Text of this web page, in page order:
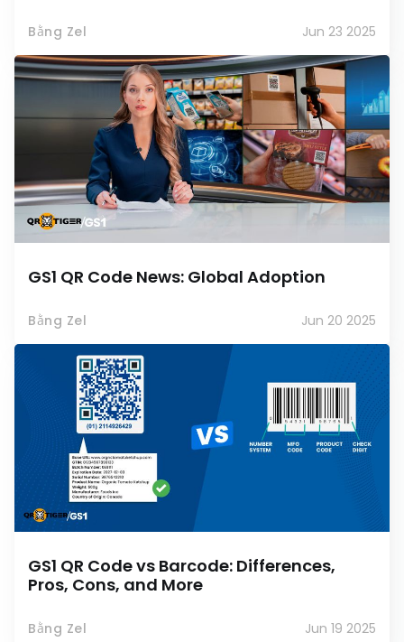
Bằng Zel Jun 23 2025
GS1 QR Code News: Global Adoption
Bằng Zel Jun 20 2025
GS1 QR Code vs Barcode: Differences,
Pros, Cons, and More
Bằng Zel Jun 19 2025